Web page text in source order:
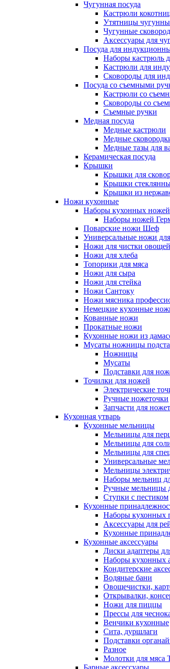
Чугунная посуда
Кастрюли
Утятницы
Чугунные
Аксессуары для
Посуда для
Наборы кастрюль
Кастрюли для
Сковороды для
Посуда со съемными
Кастрюли со
Сковороды со
Съемные ручки
Медная посуда
Медные кастрюли
Медные
Медные тазы для
Керамическая посуда
Крышки
Крышки для
Крышки
Крышки из
Ножи кухонные
Наборы кухонных ножей
Наборы ножей
Поварские ножи Шеф
Универсальные ножи
Ножи для чистки овощей
Ножи для хлеба
Топорики для мяса
Ножи для сыра
Ножи для стейка
Ножи Сантоку
Ножи мясника
Немецкие кухонные
Кованные ножи
Прокатные ножи
Кухонные ножи из
Мусаты ножницы
Ножницы
Мусаты
Подставки для
Точилки для ножей
Электрические
Ручные ножеточки
Запчасти для
Кухонная утварь
Кухонные мельницы
Мельницы для
Мельницы для
Мельницы для
Универсальные
Мельницы
Наборы мельниц
Ручные мельницы
Ступки с пестиком
Кухонные
Наборы кухонных
Аксессуары для
Кухонные
Кухонные аксессуары
Диски адаптеры
Наборы кухонных
Кондитерские
Водяные бани
Овощечистки,
Открывалки,
Ножи для пиццы
Прессы для
Венчики кухонные
Сита, дуршлаги
Подставки
Разное
Молотки для мяса
Барные аксессуары